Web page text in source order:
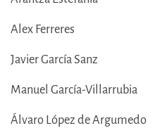
Alex Ferreres
Javier García Sanz
Manuel García-Villarrubia
Álvaro López de Argumedo